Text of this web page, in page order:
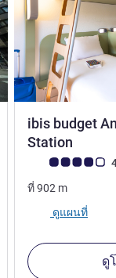
ibis budget
Station
คะแนนความคิดเ
ที่902 m
ดูแผนที่
ดู